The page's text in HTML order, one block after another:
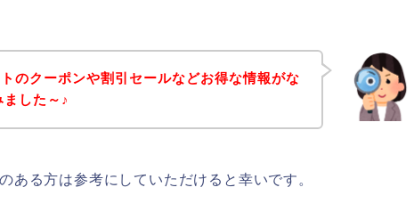
のクーポンや割引セールなどお得な情報がな
した～♪
ある方は参考にしていただけると幸いです。